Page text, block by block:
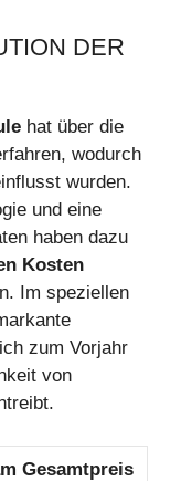
DER
hat über die
wodurch
wurden.
und eine
haben dazu
Kosten
Im speziellen
zum Vorjahr
von
Gesamtpreis